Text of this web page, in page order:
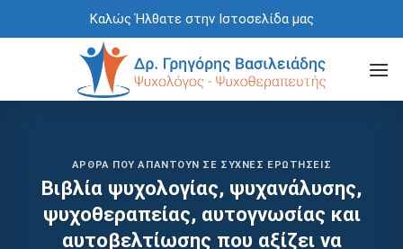
to
Καλώς Ήλθατε στην Ιστοσελίδα μας
ΆΡΘΡΑ ΠΟΥ ΑΠΑΝΤΟΎΝ ΣΕ ΣΥΧΝΈΣ ΕΡΩΤΉΣΕΙΣ
Βιβλία ψυχολογίας, ψυχανάλυσης,
ψυχοθεραπείας, αυτογνωσίας και
αυτοβελτίωσης που αξίζει να